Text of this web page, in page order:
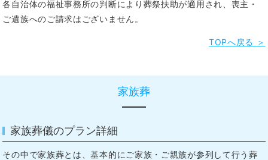
各自治体の福祉事務所の判断により葬祭扶助が適用され、喪主・
ご遺族へのご請求はございません。
TOPへ戻る ＞
家族葬
家族葬儀のプラン詳細
その中で家族葬とは、基本的にご家族・ご親族が参列して行う葬